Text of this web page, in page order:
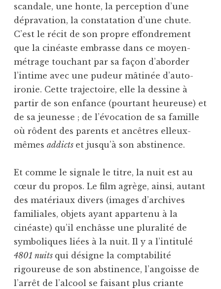
scandale, une honte, la perception d’une
dépravation, la constatation d’une chute.
C’est le récit de son propre effondrement
que la cinéaste embrasse dans ce moyen-
métrage touchant par sa façon d’aborder
l’intime avec une pudeur mâtinée d’auto-
ironie. Cette trajectoire, elle la dessine à
partir de son enfance (pourtant heureuse) et
de sa jeunesse ; de l’évocation de sa famille
où rôdent des parents et ancêtres elleux-
mêmes addicts et jusqu’à son abstinence.
Et comme le signale le titre, la nuit est au
cœur du propos. Le film agrège, ainsi, autant
des matériaux divers (images d’archives
familiales, objets ayant appartenu à la
cinéaste) qu’il enchâsse une pluralité de
symboliques liées à la nuit. Il y a l’intitulé
4801 nuits qui désigne la comptabilité
rigoureuse de son abstinence, l’angoisse de
l’arrêt de l’alcool se faisant plus criante